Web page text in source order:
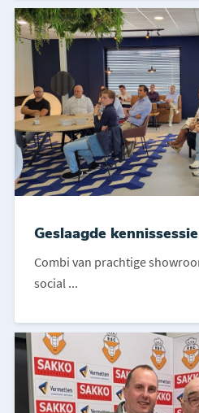
Geslaagde
Combi van prachtige
social ...